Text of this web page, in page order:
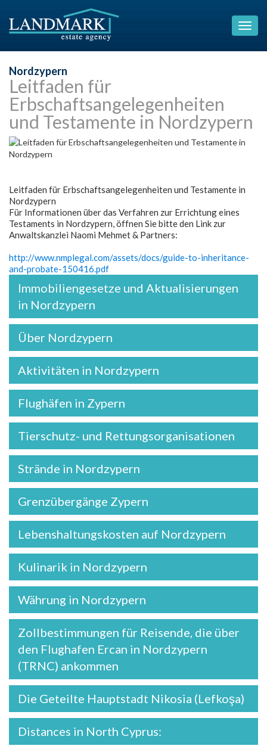
Nordzypern
Leitfaden für
Erbschaftsangelegenheiten
und Testamente in Nordzypern
Leitfaden für Erbschaftsangelegenheiten und Testamente in
Nordzypern
Für Informationen über das Verfahren zur Errichtung eines
Testaments in Nordzypern, öffnen Sie bitte den Link zur
Anwaltskanzlei Naomi Mehmet & Partners:
http://www.nmplegal.com/assets/docs/guide-to-inheritance-
and-probate-150416.pdf
Immobiliengesetze und Aktualisierungen
in Nordzypern
Über Nordzypern
Aktivitäten in Nordzypern
Flughäfen in Zypern
Tierschutz- und Rettungsorganisationen
Strände in Nordzypern
Grenzübergänge Zypern
Lebenshaltungskosten auf Nordzypern
Kulinarik in Nordzypern
Währung in Nordzypern
Zollbestimmungen für Reisende, die über
den Flughafen Ercan in Nordzypern
(TRNC) ankommen
Die Geteilte Hauptstadt Nikosia (Lefkoşa)
Distances in North Cyprus: